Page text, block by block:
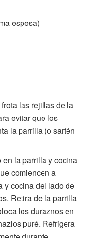
espesa)
las rejillas de la
evitar que los
la parrilla (o sartén
en la parrilla y cocina
comiencen a
y cocina del lado de
Retira de la parrilla
los duraznos en
puré. Refrigera